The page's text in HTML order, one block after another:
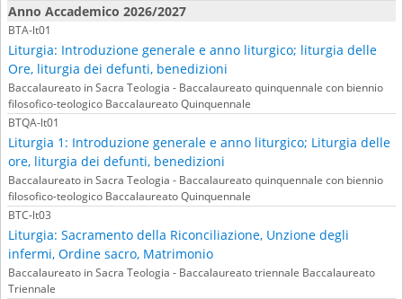
Anno Accademico 2026/2027
BTA-lt01
Liturgia: Introduzione generale e anno liturgico; liturgia delle
Ore, liturgia dei defunti, benedizioni
Baccalaureato in Sacra Teologia - Baccalaureato quinquennale con biennio
filosofico-teologico Baccalaureato Quinquennale
BTQA-lt01
Liturgia 1: Introduzione generale e anno liturgico; Liturgia delle
ore, liturgia dei defunti, benedizioni
Baccalaureato in Sacra Teologia - Baccalaureato quinquennale con biennio
filosofico-teologico Baccalaureato Quinquennale
BTC-lt03
Liturgia: Sacramento della Riconciliazione, Unzione degli
infermi, Ordine sacro, Matrimonio
Baccalaureato in Sacra Teologia - Baccalaureato triennale Baccalaureato
Triennale